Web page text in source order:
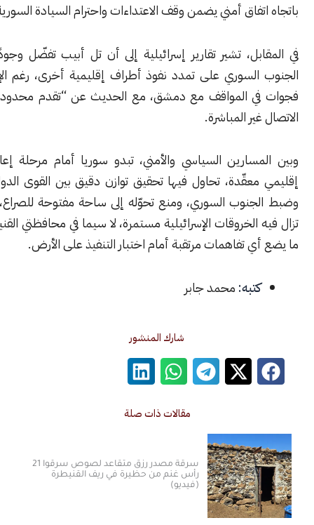
أمني يضمن وقف الاعتداءات واحترام السيادة السورية.
تشير تقارير إسرائيلية إلى أن تل أبيب تفضّل وجودًا روسيًا في
على تمدد نفوذ أطراف إقليمية أخرى، رغم الإقرار بوجود
المواقف مع دمشق، مع الحديث عن “تقدم محدود” في قنوات
المباشرة.
السياسي والأمني، تبدو سوريا أمام مرحلة إعادة تموضع
تحاول فيها تحقيق توازن دقيق بين القوى الدولية الفاعلة،
السوري، ومنع تحوّله إلى ساحة مفتوحة للصراع، في وقت لا
الخروقات الإسرائيلية مستمرة، لا سيما في محافظتي القنيطرة ودرعا،
تفاهمات مرتقبة أمام اختبار التنفيذ على الأرض.
محمد جابر
شارك المنشور
مقالات ذات صلة
سرقة مصدر رزق متقاعد لصوص سرقوا 21
رأس غنم من حظيرة في ريف القنيطرة
(فيديو)